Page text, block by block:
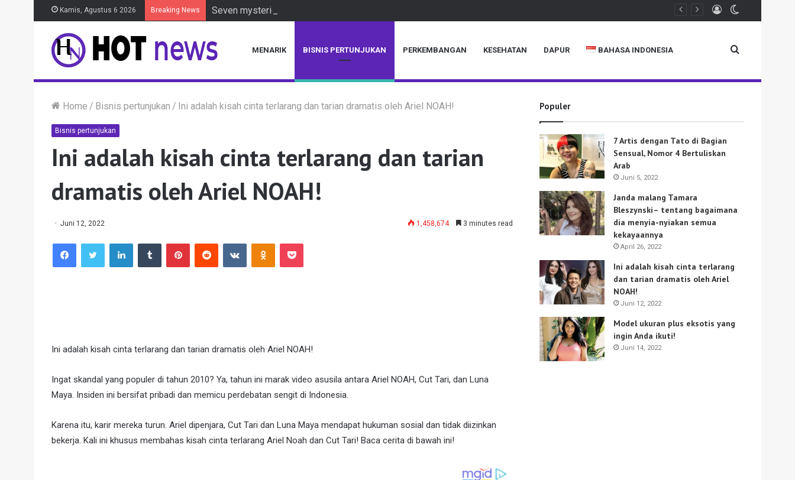
Kamis, Agustus 6 2026 Breaking News Seven mysterious discoveries that have stumped even archaeologists
Log
MENARIK BISNIS PERTUNJUKAN PERKEMBANGAN KESEHATAN DAPUR BAHASA INDONESIA Search
Home / Bisnis pertunjukan / Ini adalah kisah cinta terlarang dan tarian dramatis oleh Ariel NOAH!
Bisnis pertunjukan
Ini adalah kisah cinta terlarang dan tarian
dramatis oleh Ariel NOAH!
Juni 12, 2022 1,458,674 3 minutes read
FacebookTwitterLinkedInTumblrPinterestRedditVKontakteOdnoklassniki
Pocket
Ini adalah kisah cinta terlarang dan tarian dramatis oleh Ariel NOAH!
Ingat skandal yang populer di tahun 2010? Ya, tahun ini marak video asusila antara Ariel NOAH, Cut Tari, dan Luna
Maya. Insiden ini bersifat pribadi dan memicu perdebatan sengit di Indonesia.
Karena itu, karir mereka turun. Ariel dipenjara, Cut Tari dan Luna Maya mendapat hukuman sosial dan tidak diizinkan
bekerja. Kali ini khusus membahas kisah cinta terlarang Ariel Noah dan Cut Tari! Baca cerita di bawah ini!
Populer
7 Artis dengan Tato di Bagian
Sensual, Nomor 4 Bertuliskan
Arab
Juni 5, 2022
Janda malang Tamara
Bleszynski– tentang bagaimana
dia menyia-nyiakan semua
kekayaannya
April 26, 2022
Ini adalah kisah cinta terlarang
dan tarian dramatis oleh Ariel
NOAH!
Juni 12, 2022
Model ukuran plus eksotis yang
ingin Anda ikuti!
Juni 14, 2022